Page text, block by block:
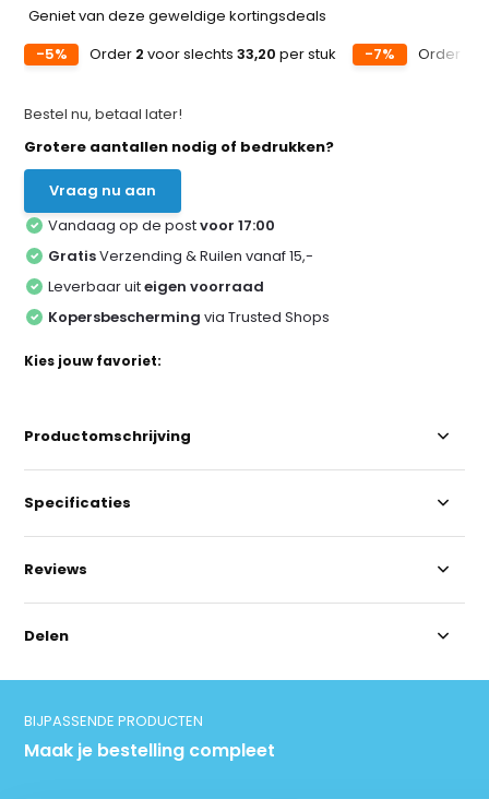
Geniet van deze geweldige kortingsdeals
-5%
Order 2 voor slechts33,20 per stuk -7% Order
Bestel nu, betaal later!
Grotere aantallen nodig of bedrukken?
Vraag nu aan
Vandaag op de postvoor 17:00
GratisVerzending & Ruilen vanaf 15,-
Leverbaar uiteigen voorraad
Kopersbescherming via Trusted Shops
Kies jouw favoriet:
Productomschrijving
Specificaties
Reviews
Delen
BIJPASSENDE PRODUCTEN
Maak je bestelling compleet